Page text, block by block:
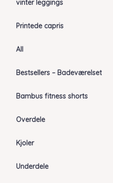
vinter leggings
Printede capris
All
Bestsellers – Badeværelset
Bambus fitness shorts
Overdele
Kjoler
Underdele